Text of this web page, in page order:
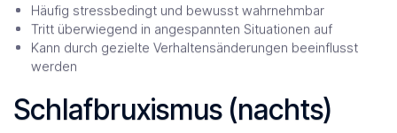
Häufig stressbedingt und bewusst wahrnehmbar
Tritt überwiegend in angespannten Situationen auf
Kann durch gezielte Verhaltensänderungen beeinflusst
werden
Schlafbruxismus (nachts)